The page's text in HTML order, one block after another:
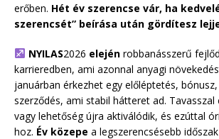
erőben. Hét év szerencse vár, ha
szerencsét” beírása után gördítesz
NYILAS2026 elejénrobbanásszerű
karrieredben, ami azonnal anyagi
januárban érkezhet egy előléptetés,
szerződés, ami stabil hátteret ad. Tavasszal
vagy lehetőség újra aktiválódik, és ezúttal
hoz. Év közepe a legszerencsésebb